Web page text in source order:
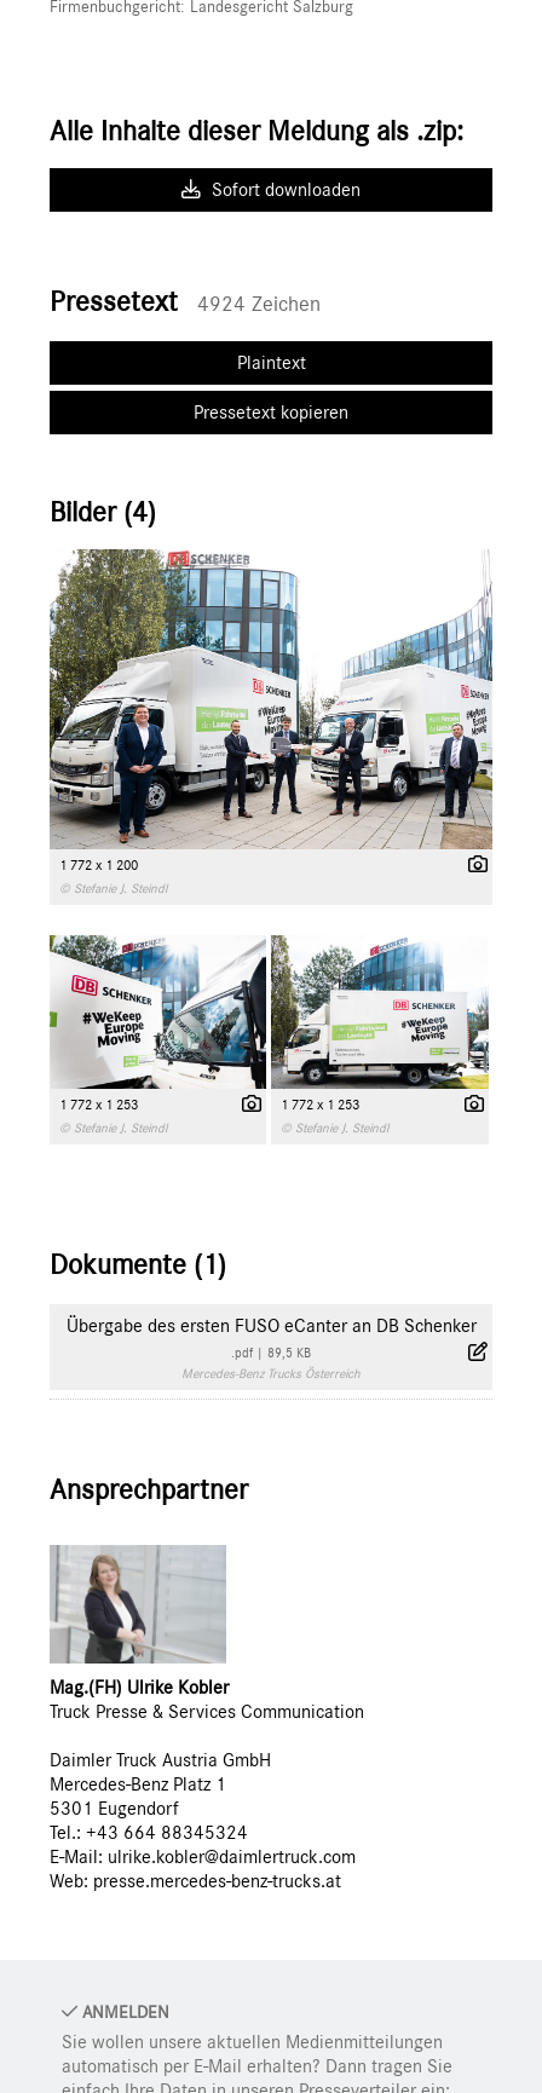
Firmenbuchgericht: Landesgericht Salzburg
Alle Inhalte dieser Meldung als .zip:
Sofort downloaden
Pressetext 4924 Zeichen
Plaintext
Pressetext kopieren
Bilder (4)
1 772 x 1 200
© Stefanie J. Steindl
1 772 x 1 253
© Stefanie J. Steindl
1 772 x 1 253
© Stefanie J. Steindl
Dokumente (1)
Übergabe des ersten FUSO eCanter an DB Schenker
.pdf
89,5 KB
Mercedes-Benz Trucks Österreich
Ansprechpartner
Mag.(FH) Ulrike Kobler
Truck Presse & Services Communication
Daimler Truck Austria GmbH
Mercedes-Benz Platz 1
5301 Eugendorf
Tel.: +43 664 88345324
E-Mail: ulrike.kobler@daimlertruck.com
Web: presse.mercedes-benz-trucks.at
ANMELDEN
Sie wollen unsere aktuellen Medienmitteilungen
automatisch per E-Mail erhalten? Dann tragen Sie